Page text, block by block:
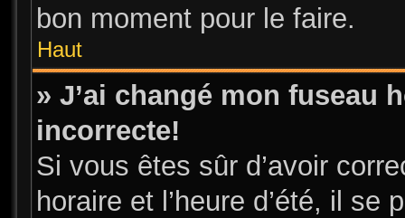
bon moment pour le faire.
Haut
» J’ai changé mon fuseau
incorrecte!
Si vous êtes sûr d’avoir
horaire et l’heure d’été, il